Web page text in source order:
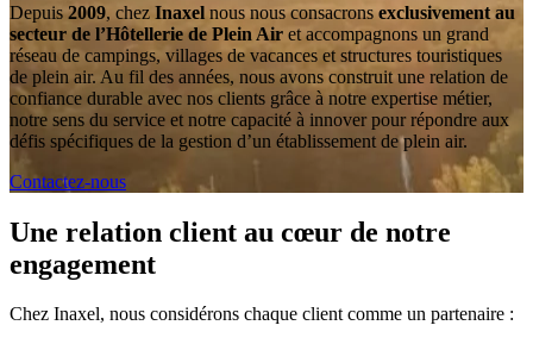
Depuis 2009, chez Inaxel nous nous consacrons exclusivement au
secteur de l’Hôtellerie de Plein Air et accompagnons un grand
réseau de campings, villages de vacances et structures touristiques
de plein air. Au fil des années, nous avons construit une relation de
confiance durable avec nos clients grâce à notre expertise métier,
notre sens du service et notre capacité à innover pour répondre aux
défis spécifiques de la gestion d’un établissement de plein air.
Contactez-nous
Une relation client au cœur de notre
engagement
Chez Inaxel, nous considérons chaque client comme un partenaire :